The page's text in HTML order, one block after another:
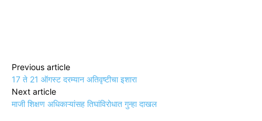
Previous article
17 ते 21 ऑगस्ट दरम्यान अतिवृष्टीचा इशारा
Next article
माजी शिक्षण अधिकाऱ्यांसह तिघांविरोधात गुन्हा दाखल